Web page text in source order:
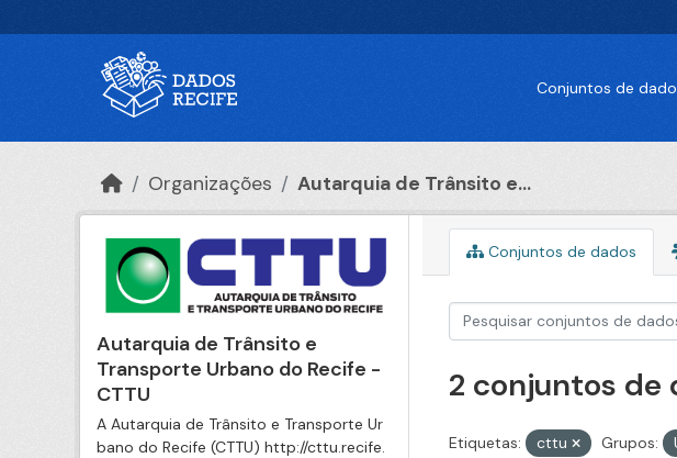
Conjuntos de
Organizações Autarquia de Trânsito e...
Autarquia de Trânsito e
Transporte Urbano do Recife -
CTTU
A Autarquia de Trânsito e Transporte Ur
bano do Recife (CTTU) http://cttu.recife.
Conjuntos de dados
2 conjuntos de
Etiquetas: cttu Grupos: